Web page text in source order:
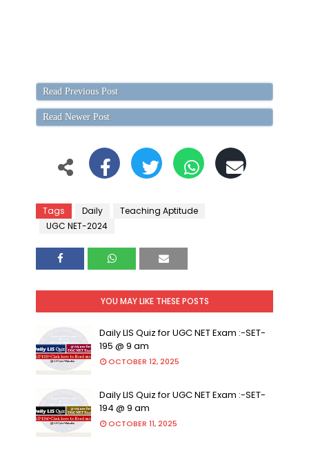
Read Previous Post
Read Newer Post
Tags Daily
Teaching Aptitude
UGC NET-2024
YOU MAY LIKE THESE POSTS
Daily LIS Quiz for UGC NET Exam :-SET-
195 @ 9 am
OCTOBER 12, 2025
Daily LIS Quiz for UGC NET Exam :-SET-
194 @ 9 am
OCTOBER 11, 2025